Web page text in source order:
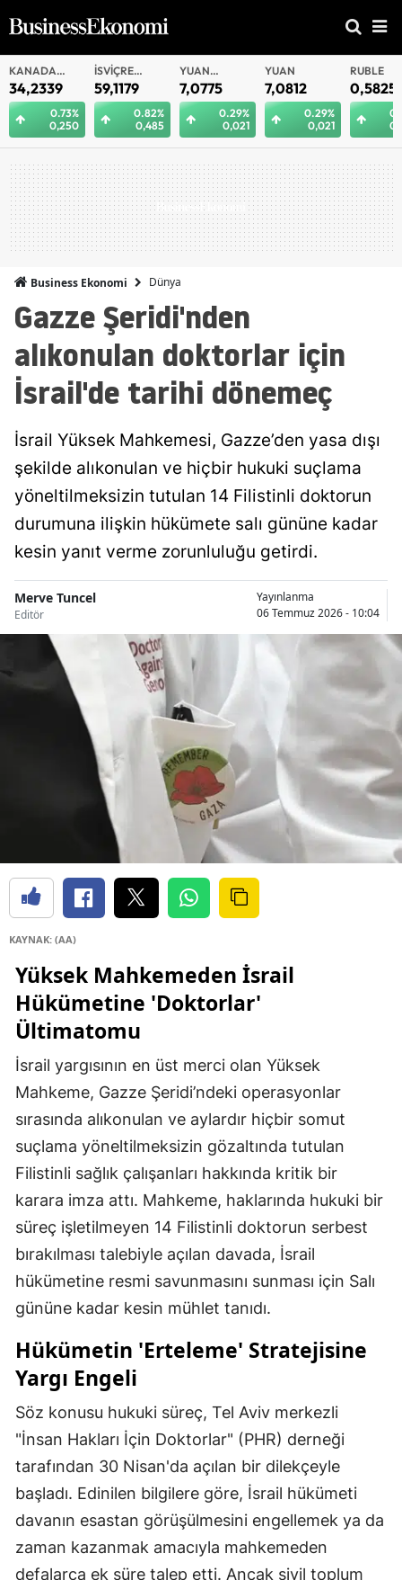
KANADA
DOLARI
34,2339
0.73%
0,250
İSVIÇRE
FRANKI
59,1179
0.82%
0,485
YUAN
OFFSHORE
7,0775
0.29%
0,021
YUAN
7,0812
0.29%
0,021
RUBLE
0,5825
Business Ekonomi Dünya
Gazze Şeridi'nden
alıkonulan doktorlar için
İsrail'de tarihi dönemeç
İsrail Yüksek Mahkemesi, Gazze’den yasa dışı
şekilde alıkonulan ve hiçbir hukuki suçlama
yöneltilmeksizin tutulan 14 Filistinli doktorun
durumuna ilişkin hükümete salı gününe kadar
kesin yanıt verme zorunluluğu getirdi.
Merve Tuncel
Editör
Yayınlanma
06 Temmuz 2026 - 10:04
KAYNAK: (AA)
Yüksek Mahkemeden İsrail
Hükümetine 'Doktorlar'
Ültimatomu
İsrail yargısının en üst merci olan Yüksek
Mahkeme, Gazze Şeridi’ndeki operasyonlar
sırasında alıkonulan ve aylardır hiçbir somut
suçlama yöneltilmeksizin gözaltında tutulan
Filistinli sağlık çalışanları hakkında kritik bir
karara imza attı. Mahkeme, haklarında hukuki bir
süreç işletilmeyen 14 Filistinli doktorun serbest
bırakılması talebiyle açılan davada, İsrail
hükümetine resmi savunmasını sunması için Salı
gününe kadar kesin mühlet tanıdı.
Hükümetin 'Erteleme' Stratejisine
Yargı Engeli
Söz konusu hukuki süreç, Tel Aviv merkezli
"İnsan Hakları İçin Doktorlar" (PHR) derneği
tarafından 30 Nisan'da açılan bir dilekçeyle
başladı. Edinilen bilgilere göre, İsrail hükümeti
davanın esastan görüşülmesini engellemek ya da
zaman kazanmak amacıyla mahkemeden
defalarca ek süre talep etti. Ancak sivil toplum